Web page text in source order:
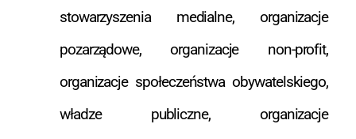
stowarzyszenia medialne, organizacje
pozarządowe, organizacje non-profit,
organizacje społeczeństwa obywatelskiego,
władze publiczne, organizacje